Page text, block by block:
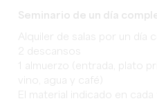
Seminario de un día
Alquiler de salas por un día
2 descansos
1 almuerzo (entrada, plato
vino, agua y café)
El material indicado en